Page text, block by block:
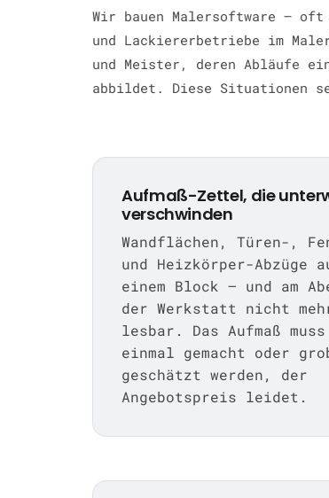
Wir bauen Malersoftware — oft
und Lackiererbetriebe im
und Meister, deren Abläufe
abbildet. Diese Situationen
Aufmaß-Zettel, die
verschwinden
Wandflächen, Türen-,
und Heizkörper-Abzüge
einem Block — und am
der Werkstatt nicht
lesbar. Das Aufmaß
einmal gemacht oder
geschätzt werden, der
Angebotspreis leidet.